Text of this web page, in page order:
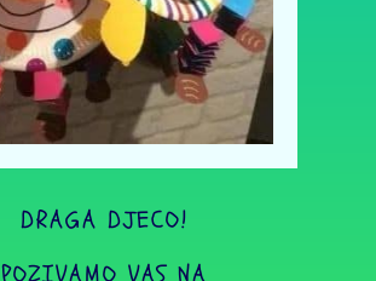
DRAGA DJECO!
POZIVAMO VAS NA